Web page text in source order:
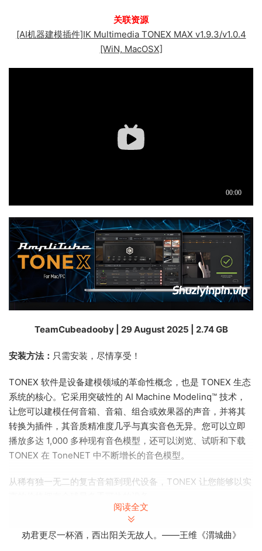
关联资源
[AI机器建模插件]IK Multimedia TONEX MAX v1.9.3/v1.0.4
[WiN, MacOSX]
TeamCubeadooby | 29 August 2025 | 2.74 GB
安装方法： 只需安装，尽情享受！
TONEX 软件是设备建模领域的革命性概念，也是 TONEX 生态
系统的核心。它采用突破性的 AI Machine Modelinq™ 技术，
让您可以建模任何音箱、音箱、组合或效果器的声音，并将其
转换为插件，其音质精准度几乎与真实音色无异。您可以立即
播放多达 1,000 多种现有音色模型，还可以浏览、试听和下载
TONEX 在 ToneNET 中不断增长的音色模型。
从稀有独一无二的复古音箱到现代设备，TONEX 让您能够以实
A revolutoinary concept in riq modelinq, and the core of
the TONEX ecosystem, TONEX software uses
阅读全文
劝君更尽一杯酒，西出阳关无故人。——王维《渭城曲》